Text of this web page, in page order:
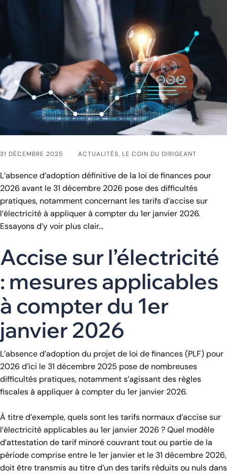
31 DÉCEMBRE 2025 ACTUALITÉS, LE COIN DU DIRIGEANT
L’absence d’adoption définitive de la loi de finances pour
2026 avant le 31 décembre 2026 pose des difficultés
pratiques, notamment concernant les tarifs d’accise sur
l’électricité à appliquer à compter du 1er janvier 2026.
Essayons d’y voir plus clair…
Accise sur l’électricité
: mesures applicables
à compter du 1er
janvier 2026
L’absence d’adoption du projet de loi de finances (PLF) pour
2026 d’ici le 31 décembre 2025 pose de nombreuses
difficultés pratiques, notamment s’agissant des règles
fiscales à appliquer à compter du 1er janvier 2026.
À titre d’exemple, quels sont les tarifs normaux d’accise sur
l’électricité applicables au 1er janvier 2026 ? Quel modèle
d’attestation de tarif minoré couvrant tout ou partie de la
période comprise entre le 1er janvier et le 31 décembre 2026,
doit être transmis au titre d’un des tarifs réduits ou nuls dans